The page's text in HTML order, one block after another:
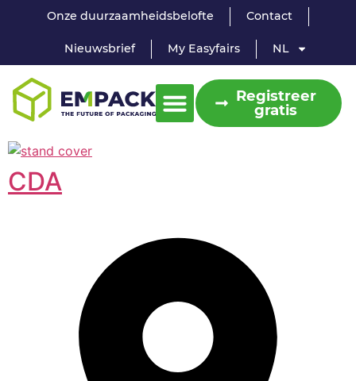
Onze duurzaamheidsbelofte Contact
Nieuwsbrief My Easyfairs NL
Registreer
gratis
CDA